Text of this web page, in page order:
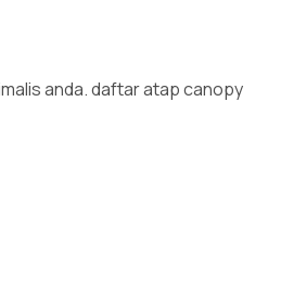
anda. daftar atap canopy